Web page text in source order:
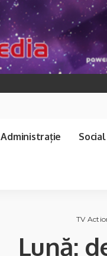
Administrație Social
TV
Lună: